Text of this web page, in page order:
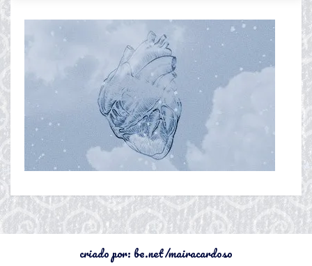
criado por: be.net/mairacardoso